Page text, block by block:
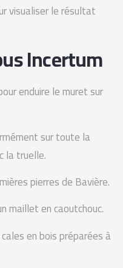
visualiser le résultat
Incertum
enduire le muret sur
sur toute la
la truelle.
pierres de Bavière.
maillet en caoutchouc.
en bois préparées à